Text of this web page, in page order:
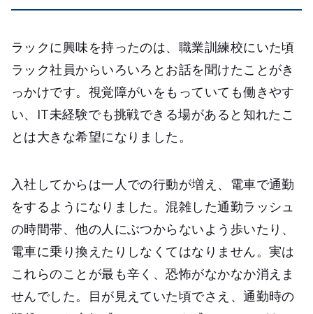
ラックに興味を持ったのは、職業訓練校にいた頃
ラック社員からいろいろとお話を聞けたことがき
っかけです。視覚障がいをもっていても働きやす
い、IT未経験でも挑戦できる場があると知れたこ
とは大きな希望になりました。
入社してからは一人での行動が増え、電車で通勤
をするようになりました。混雑した通勤ラッシュ
の時間帯、他の人にぶつからないよう歩いたり、
電車に乗り換えたりしなくてはなりません。実は
これらのことが最も辛く、恐怖がなかなか消えま
せんでした。目が見えていた頃でさえ、通勤時の